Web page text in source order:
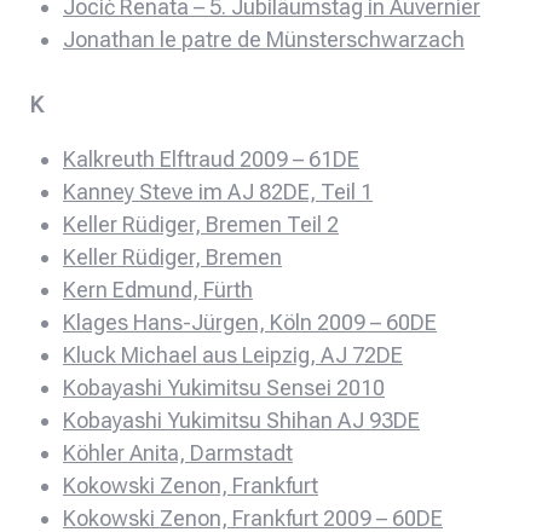
Jocić Renata – 5. Jubiläumstag in Auvernier
Jonathan le patre de Münsterschwarzach
K
Kalkreuth Elftraud 2009 – 61DE
Kanney Steve im AJ 82DE, Teil 1
Keller Rüdiger, Bremen Teil 2
Keller Rüdiger, Bremen
Kern Edmund, Fürth
Klages Hans-Jürgen, Köln 2009 – 60DE
Kluck Michael aus Leipzig, AJ 72DE
Kobayashi Yukimitsu Sensei 2010
Kobayashi Yukimitsu Shihan AJ 93DE
Köhler Anita, Darmstadt
Kokowski Zenon, Frankfurt
Kokowski Zenon, Frankfurt 2009 – 60DE